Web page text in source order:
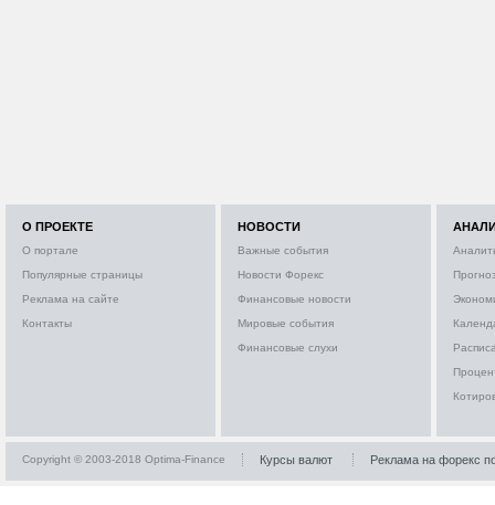
О ПРОЕКТЕ
О портале
Популярные страницы
Реклама на сайте
Контакты
НОВОСТИ
Важные события
Новости Форекс
Финансовые новости
Мировые события
Финансовые слухи
Copyright © 2003-2018 Optima-Finance Курсы валют Реклама на форекс